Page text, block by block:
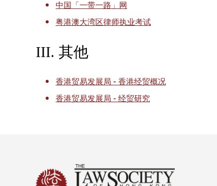
中国「一带一路」网
粤港澳大湾区律师执业考试
III. 其他
香港贸易发展局 - 香港经贸概况
香港贸易发展局 - 经贸研究